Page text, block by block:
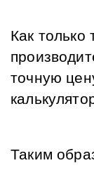
Как
точную
Таким